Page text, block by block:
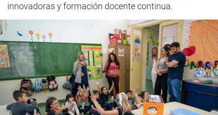
innovadoras y formación docente continua.